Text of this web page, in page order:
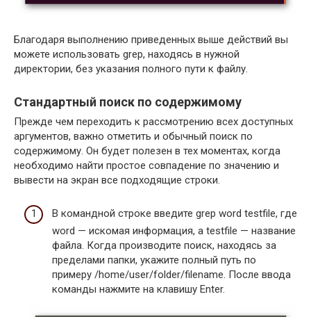
Благодаря выполнению приведенных выше действий вы
можете использовать grep, находясь в нужной
директории, без указания полного пути к файлу.
Стандартный поиск по содержимому
Прежде чем переходить к рассмотрению всех доступных
аргументов, важно отметить и обычный поиск по
содержимому. Он будет полезен в тех моментах, когда
необходимо найти простое совпадение по значению и
вывести на экран все подходящие строки.
В командной строке введите grep word testfile, где
word — искомая информация, а testfile — название
файла. Когда производите поиск, находясь за
пределами папки, укажите полный путь по
примеру /home/user/folder/filename. После ввода
команды нажмите на клавишу Enter.